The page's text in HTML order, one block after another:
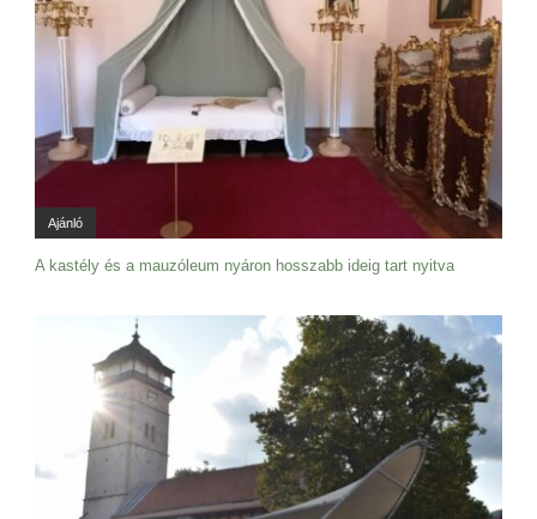
Ajánló
A kastély és a mauzóleum nyáron hosszabb ideig tart nyitva